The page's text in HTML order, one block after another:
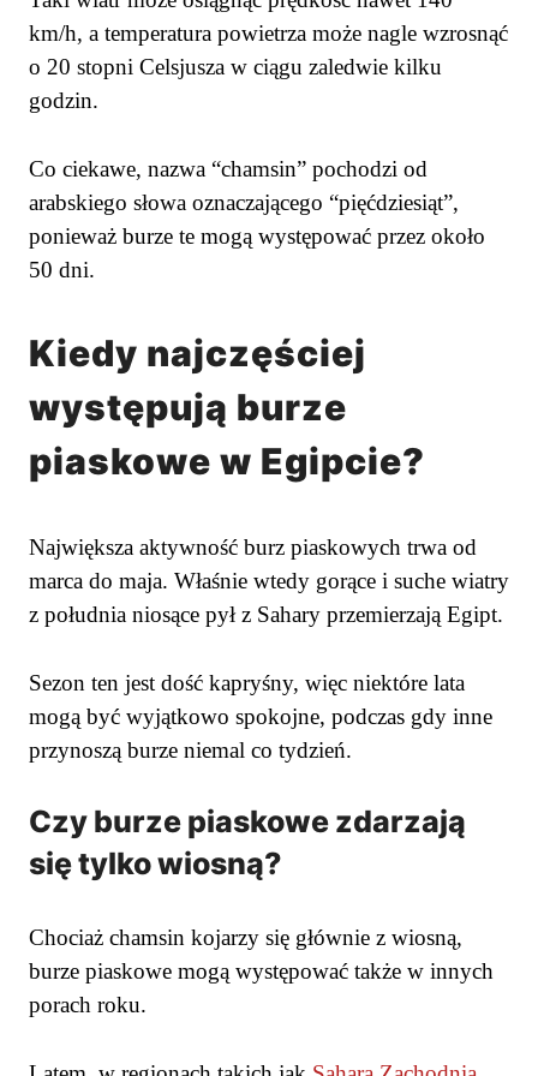
km/h, a temperatura powietrza może nagle wzrosnąć
o 20 stopni Celsjusza w ciągu zaledwie kilku
godzin.
Co ciekawe, nazwa “chamsin” pochodzi od
arabskiego słowa oznaczającego “pięćdziesiąt”,
ponieważ burze te mogą występować przez około
50 dni.
Kiedy najczęściej
występują burze
piaskowe w Egipcie?
Największa aktywność burz piaskowych trwa od
marca do maja. Właśnie wtedy gorące i suche wiatry
z południa niosące pył z Sahary przemierzają Egipt.
Sezon ten jest dość kapryśny, więc niektóre lata
mogą być wyjątkowo spokojne, podczas gdy inne
przynoszą burze niemal co tydzień.
Czy burze piaskowe zdarzają
się tylko wiosną?
Chociaż chamsin kojarzy się głównie z wiosną,
burze piaskowe mogą występować także w innych
porach roku.